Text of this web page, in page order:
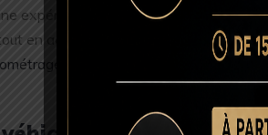
expérience de conduite sereine. En
en accédant à un large choix de
Bordeaux est la solution